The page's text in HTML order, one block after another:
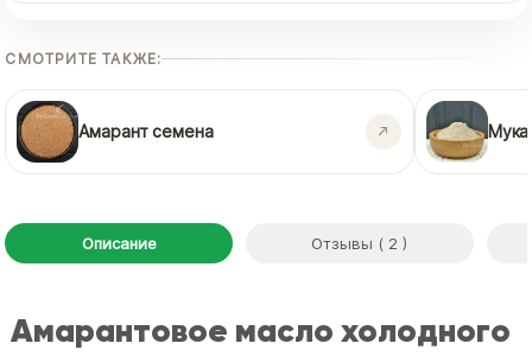
СМОТРИТЕ ТАКЖЕ:
Амарант семена Мука
Описание Отзывы ( 2 )
Амарантовое масло холодного